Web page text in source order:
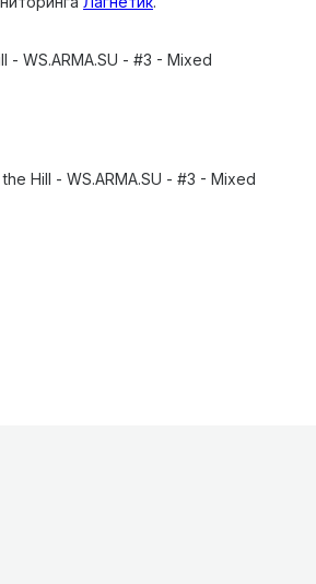
WS.ARMA.SU - #3 - Mixed
Hill - WS.ARMA.SU - #3 - Mixed